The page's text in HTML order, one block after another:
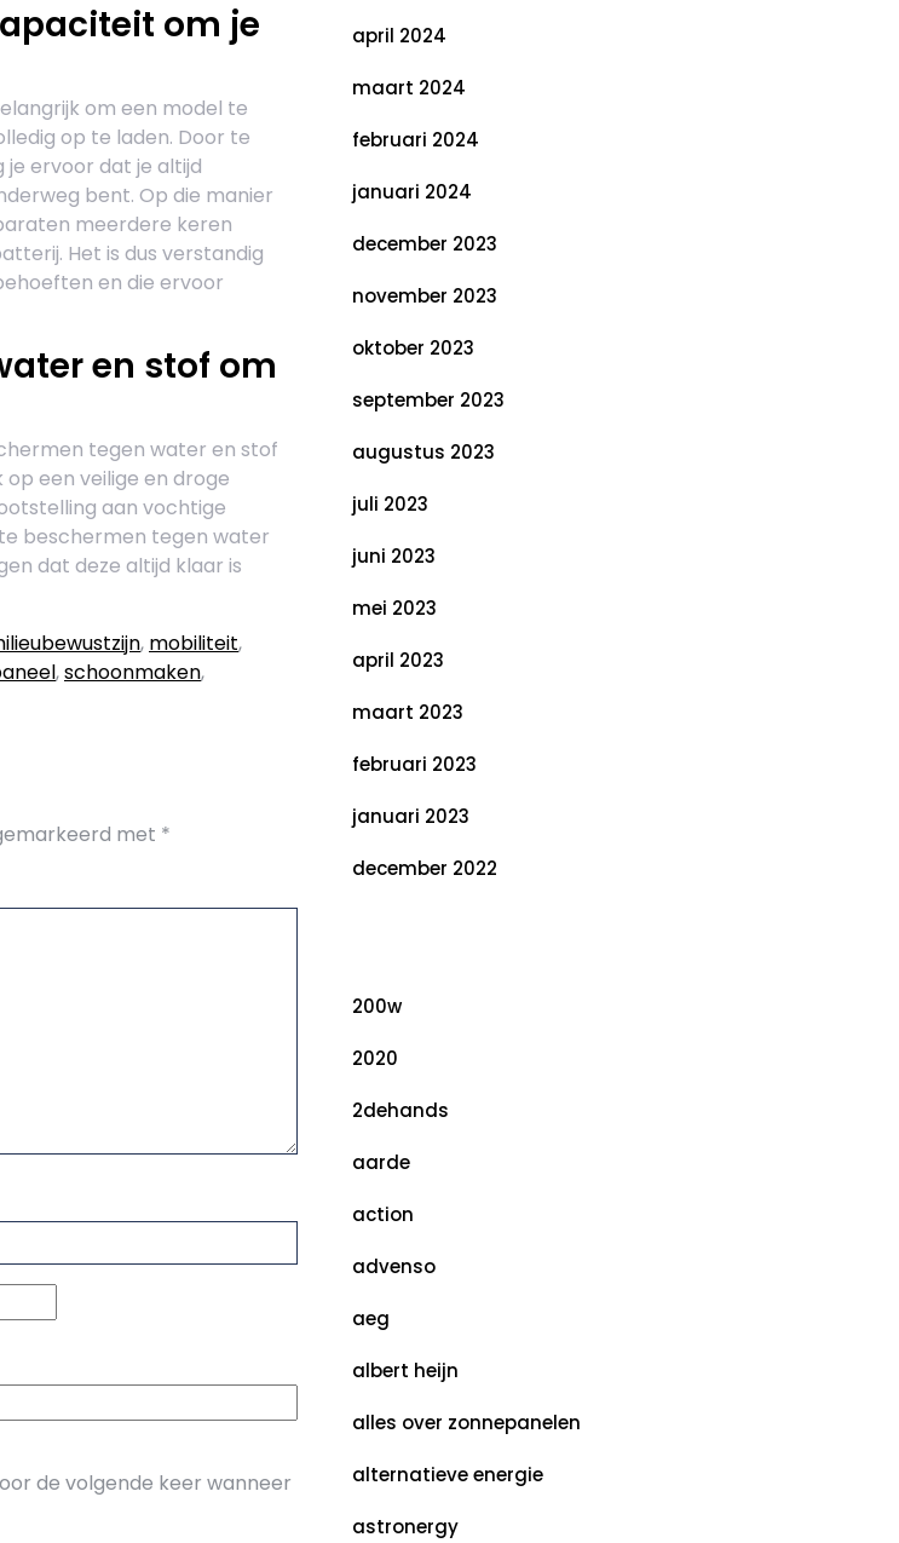
om je
om een model te
op te laden. Door te
ervoor dat je altijd
bent. Op die manier
meerdere keren
Het is dus verstandig
en die ervoor
en stof om
tegen water en stof
een veilige en droge
aan vochtige
beschermen tegen water
dat deze altijd klaar is
, mobiliteit,
,schoonmaken,
met *
de volgende keer wanneer
april 2024
maart 2024
februari 2024
januari 2024
december 2023
november 2023
oktober 2023
september 2023
augustus 2023
juli 2023
juni 2023
mei 2023
april 2023
maart 2023
februari 2023
januari 2023
december 2022
200w
2020
2dehands
aarde
action
advenso
aeg
albert heijn
alles over zonnepanelen
alternatieve energie
astronergy